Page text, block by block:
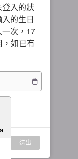
入的狀
的生日
次，17
，如已有
送出